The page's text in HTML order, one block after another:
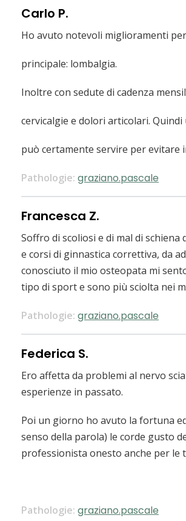
Carlo P.
Ho avuto notevoli miglioramenti
principale: lombalgia.
Inoltre con sedute di cadenza
cervicalgie e dolori articolari.
può certamente servire per evitare
Pathologie: graziano.pascale
Francesca Z.
Soffro di scoliosi e di mal di
e corsi di ginnastica correttiva, da
conosciuto il mio osteopata mi
tipo di sport e sono più sciolta nei
Pathologie: graziano.pascale
Federica S.
Ero affetta da problemi al nervo
esperienze in passato.
Poi un giorno ho avuto la fortuna
senso della parola) le corde gusto
professionista onesto anche per le
Pathologie: graziano.pascale